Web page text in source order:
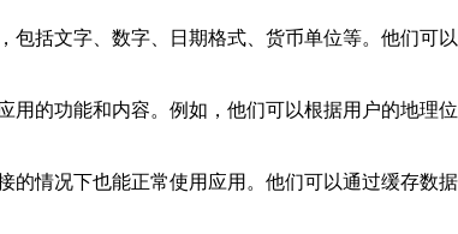
包括文字、数字、日期格式、货币单位等。他们可
用的功能和内容。例如，他们可以根据用户的地理
的情况下也能正常使用应用。他们可以通过缓存数